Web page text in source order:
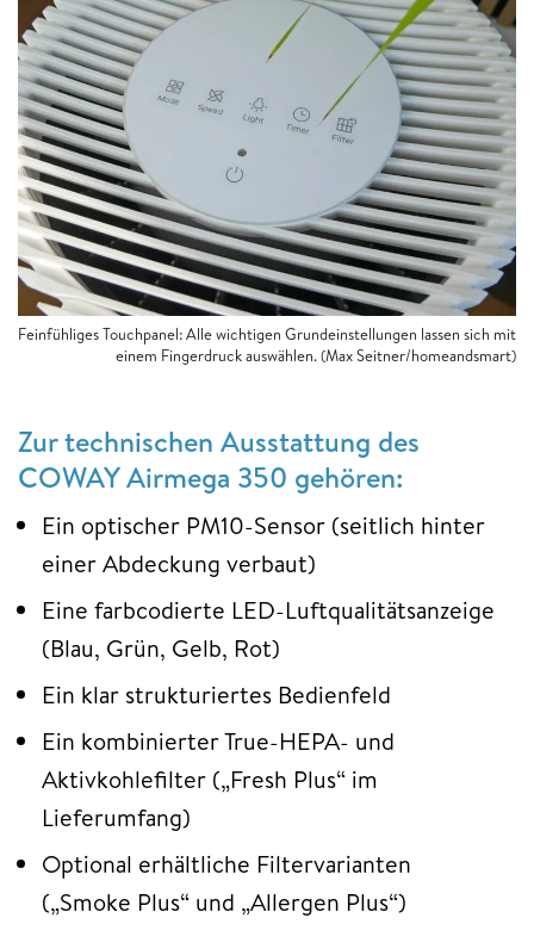
Feinfühliges Touchpanel: Alle wichtigen Grundeinstellungen lassen sich mit
einem Fingerdruck auswählen. (Max Seitner/homeandsmart)
Zur technischen Ausstattung des
COWAY Airmega 350 gehören:
Ein optischer PM10-Sensor (seitlich hinter
einer Abdeckung verbaut)
Eine farbcodierte LED-Luftqualitätsanzeige
(Blau, Grün, Gelb, Rot)
Ein klar strukturiertes Bedienfeld
Ein kombinierter True-HEPA- und
Aktivkohlefilter („Fresh Plus“ im
Lieferumfang)
Optional erhältliche Filtervarianten
(„Smoke Plus“ und „Allergen Plus“)